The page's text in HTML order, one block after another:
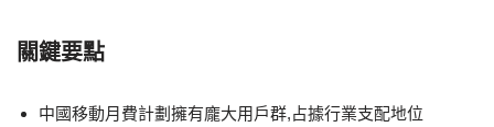
關鍵要點
中國移動月費計劃擁有龐大用戶群,占據行業支配地位